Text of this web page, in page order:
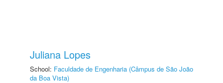
Juliana Lopes
School: Faculdade de Engenharia (Câmpus de São João
da Boa Vista)